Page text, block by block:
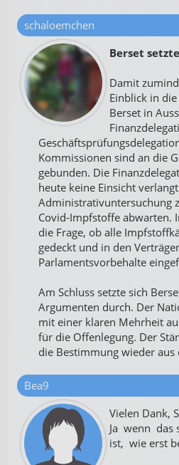
schaloemchen
Berset
Damit
Einblick in
Berset in
Kommissionen sind an die
gebunden. Die
heute keine Einsicht
Administrativuntersuchung
Covid-Impfstoffe abwarten.
die Frage, ob alle
gedeckt und in den
Parlamentsvorbehalte
Am Schluss setzte sich
Argumenten durch. Der
mit einer klaren Mehrheit
für die Offenlegung. Der
die Bestimmung wieder aus
Bea9
Vielen Dank,
Ja wenn das
ist, wie erst